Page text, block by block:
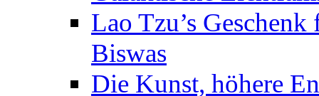
Lao Tzu’s
Biswas
Die Kunst, höhere